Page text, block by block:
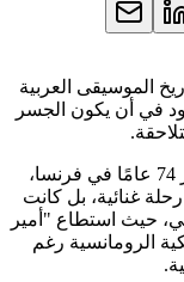
الموسيقى العربية
حيث نجح على مدار أكثر من 5 عقود في أن يكون الجسر
ومع إعلان نبأ رحيله اليوم الأحد عن عمر يناهز 74 عامًا في فرنسا،
غنائية، بل كانت
حيث استطاع "أمير
الرومانسية رغم